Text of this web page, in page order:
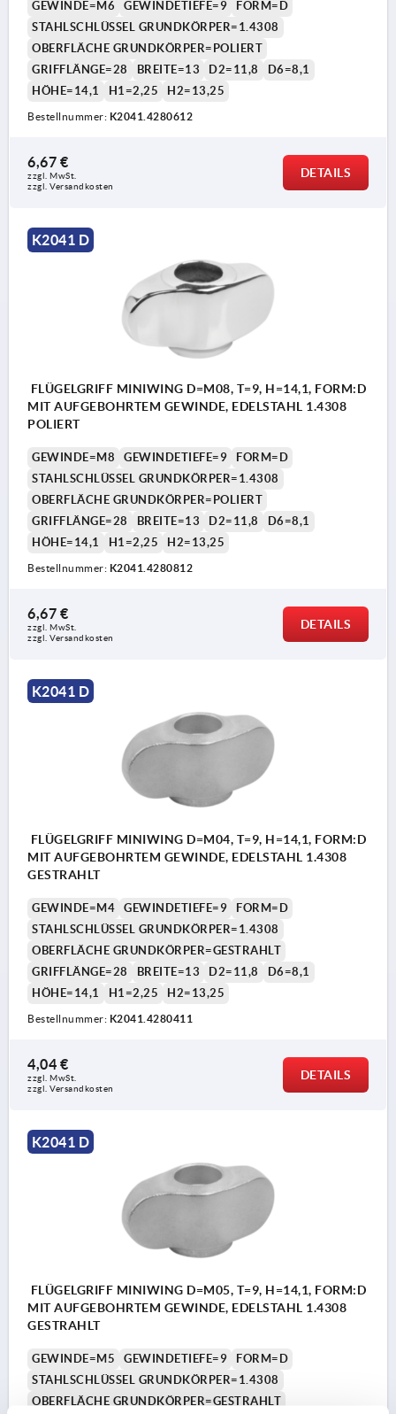
GEWINDE=M6 GEWINDETIEFE=9
FORM=D
STAHLSCHLÜSSEL GRUNDKÖRPER=1.4308
OBERFLÄCHE GRUNDKÖRPER=POLIERT
GRIFFLÄNGE=28
BREITE=13 D2=11,8
D6=8,1
HÖHE=14,1
H1=2,25 H2=13,25
Bestellnummer: K2041.4280612
6,67 €
zzgl. MwSt.
zzgl. Versandkosten
DETAILS
K2041 D
FLÜGELGRIFF MINIWING D=M08, T=9, H=14,1, FORM:D
MIT AUFGEBOHRTEM GEWINDE, EDELSTAHL 1.4308
POLIERT
GEWINDE=M8 GEWINDETIEFE=9
FORM=D
STAHLSCHLÜSSEL GRUNDKÖRPER=1.4308
OBERFLÄCHE GRUNDKÖRPER=POLIERT
GRIFFLÄNGE=28
BREITE=13 D2=11,8
D6=8,1
HÖHE=14,1
H1=2,25 H2=13,25
Bestellnummer: K2041.4280812
6,67 €
zzgl. MwSt.
zzgl. Versandkosten
DETAILS
K2041 D
FLÜGELGRIFF MINIWING D=M04, T=9, H=14,1, FORM:D
MIT AUFGEBOHRTEM GEWINDE, EDELSTAHL 1.4308
GESTRAHLT
GEWINDE=M4 GEWINDETIEFE=9
FORM=D
STAHLSCHLÜSSEL GRUNDKÖRPER=1.4308
OBERFLÄCHE GRUNDKÖRPER=GESTRAHLT
GRIFFLÄNGE=28
BREITE=13 D2=11,8
D6=8,1
HÖHE=14,1
H1=2,25 H2=13,25
Bestellnummer: K2041.4280411
4,04 €
zzgl. MwSt.
zzgl. Versandkosten
DETAILS
K2041 D
FLÜGELGRIFF MINIWING D=M05, T=9, H=14,1, FORM:D
MIT AUFGEBOHRTEM GEWINDE, EDELSTAHL 1.4308
GESTRAHLT
GEWINDE=M5 GEWINDETIEFE=9
FORM=D
STAHLSCHLÜSSEL GRUNDKÖRPER=1.4308
OBERFLÄCHE GRUNDKÖRPER=GESTRAHLT